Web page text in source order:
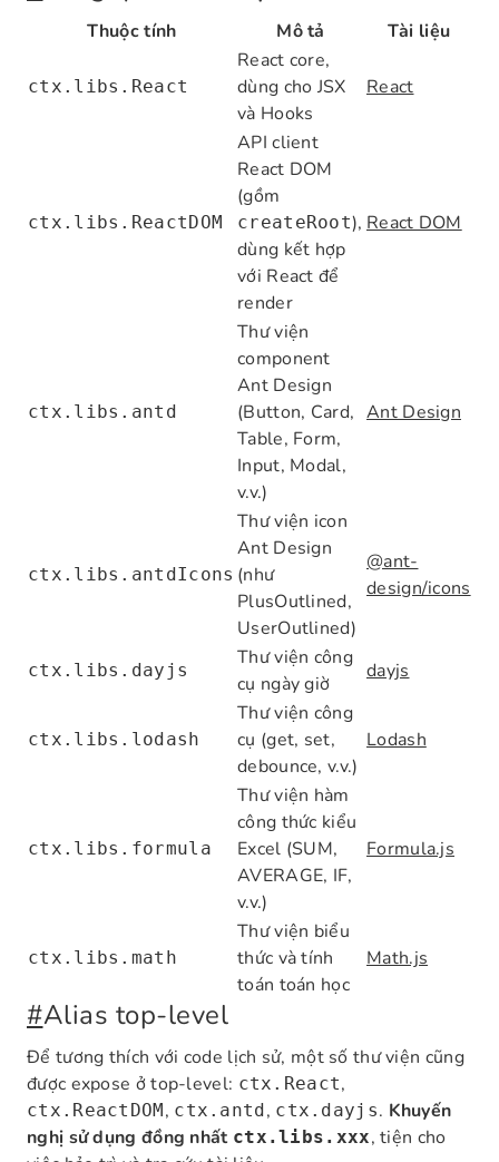
Thuộc tính Mô tả Tài liệu
ctx.libs.React
React core,
dùng cho JSX
và Hooks
React
ctx.libs.ReactDOM
API client
React DOM
(gồm
createRoot),
dùng kết hợp
với React để
render
React DOM
ctx.libs.antd
Thư viện
component
Ant Design
(Button, Card,
Table, Form,
Input, Modal,
v.v.)
Ant Design
ctx.libs.antdIcons
Thư viện icon
Ant Design
(như
PlusOutlined,
UserOutlined)
@ant-
design/icons
ctx.libs.dayjs
Thư viện công
cụ ngày giờ
dayjs
ctx.libs.lodash
Thư viện công
cụ (get, set,
debounce, v.v.)
Lodash
ctx.libs.formula
Thư viện hàm
công thức kiểu
Excel (SUM,
AVERAGE, IF,
v.v.)
Formula.js
ctx.libs.math
Thư viện biểu
thức và tính
toán toán học
Math.js
#Alias top-level
Để tương thích với code lịch sử, một số thư viện cũng
được expose ở top-level: ctx.React,
ctx.ReactDOM, ctx.antd, ctx.dayjs. Khuyến
nghị sử dụng đồng nhất ctx.libs.xxx, tiện cho